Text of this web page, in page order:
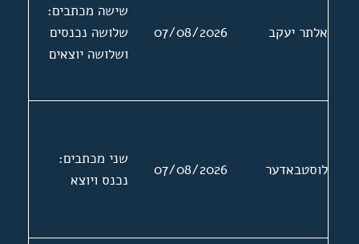
אלתר יעקב 07/08/2026
שישה מכתבים:
שלושה נכנסים
ושלושה יוצאים
לוסטבאדער 07/08/2026
שני מכתבים:
נכנס ויוצא